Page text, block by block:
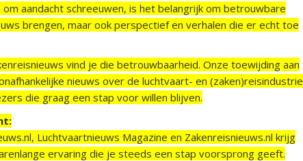
aandacht schreeuwen, is het belangrijk om betrouwbare
brengen, maar ook perspectief en verhalen die er echt toe
vind je die betrouwbaarheid. Onze toewijding aan
nieuws over de luchtvaart- en (zaken)reisindustrie
die graag een stap voor willen blijven.
Luchtvaartnieuws Magazine en Zakenreisnieuws.nl krijg
ervaring die je steeds een stap voorsprong geeft.